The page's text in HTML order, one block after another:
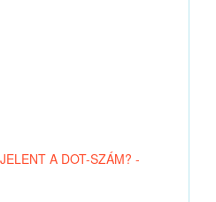
A DOT-SZÁM? -